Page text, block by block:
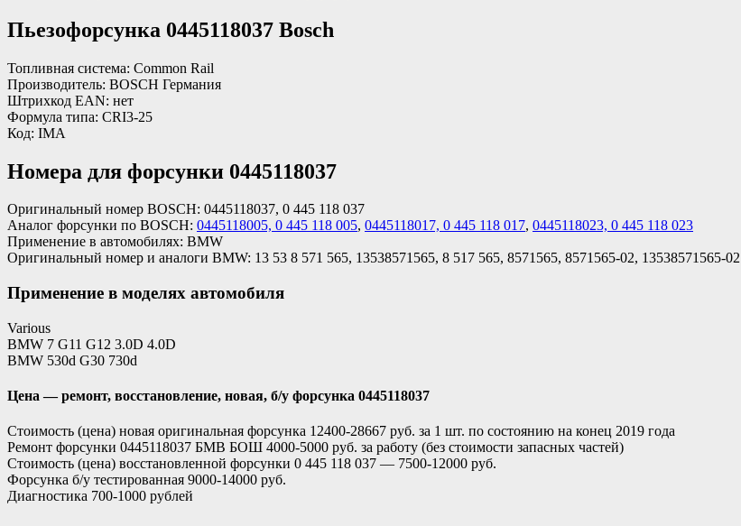
Пьезофорсунка 0445118037 Bosch
Топливная система: Common Rail
Производитель: BOSCH Германия
Штрихкод EAN: нет
Формула типа: CRI3-25
Код: IMA
Номера для форсунки 0445118037
Оригинальный номер BOSCH: 0445118037, 0 445 118 037
Аналог форсунки по BOSCH: 0445118005, 0 445 118 005, 0445118017, 0 445 118 017, 0445118023, 0 445 118 023
Применение в автомобилях: BMW
Оригинальный номер и аналоги BMW: 13 53 8 571 565, 13538571565, 8 517 565, 8571565, 8571565-02, 13538571565-02
Применение в моделях автомобиля
Various
BMW 7 G11 G12 3.0D 4.0D
BMW 530d G30 730d
Цена — ремонт, восстановление, новая, б/у форсунка 0445118037
Стоимость (цена) новая оригинальная форсунка 12400-28667 руб. за 1 шт. по состоянию на конец 2019 года
Ремонт форсунки 0445118037 БМВ БОШ 4000-5000 руб. за работу (без стоимости запасных частей)
Стоимость (цена) восстановленной форсунки 0 445 118 037 — 7500-12000 руб.
Форсунка б/у тестированная 9000-14000 руб.
Диагностика 700-1000 рублей